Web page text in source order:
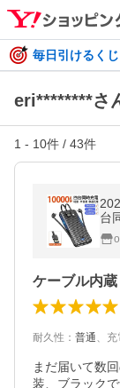
毎日引けるく
eri********さ
1 - 10件 / 43件
台
ケーブル内蔵
耐久性 ： 普通、 充
まだ届いて数
装、ブラック